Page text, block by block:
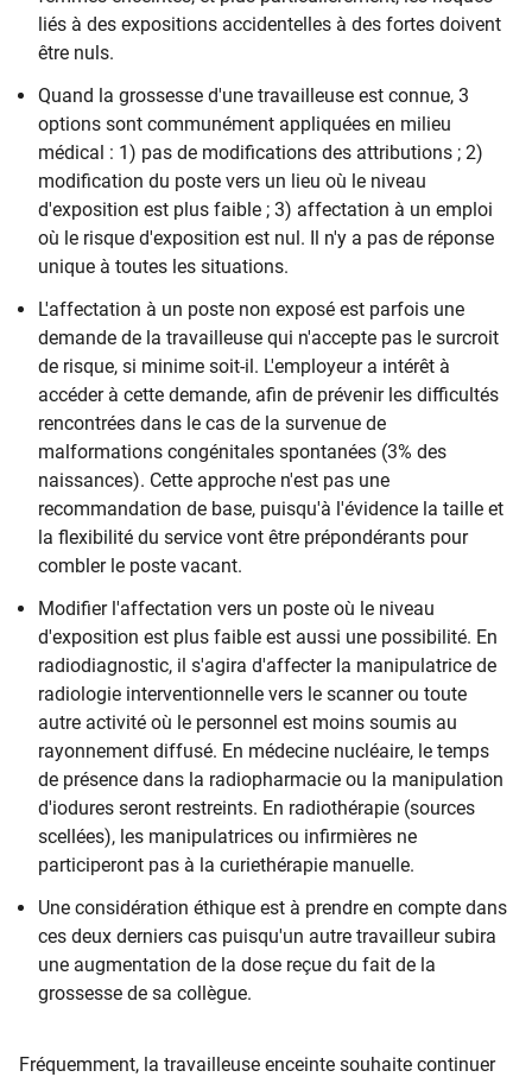
liés à des expositions accidentelles à des fortes doivent
être nuls.
Quand la grossesse d'une travailleuse est connue, 3
options sont communément appliquées en milieu
médical : 1) pas de modifications des attributions ; 2)
modification du poste vers un lieu où le niveau
d'exposition est plus faible ; 3) affectation à un emploi
où le risque d'exposition est nul. Il n'y a pas de réponse
unique à toutes les situations.
L'affectation à un poste non exposé est parfois une
demande de la travailleuse qui n'accepte pas le surcroit
de risque, si minime soit-il. L'employeur a intérêt à
accéder à cette demande, afin de prévenir les difficultés
rencontrées dans le cas de la survenue de
malformations congénitales spontanées (3% des
naissances). Cette approche n'est pas une
recommandation de base, puisqu'à l'évidence la taille et
la flexibilité du service vont être prépondérants pour
combler le poste vacant.
Modifier l'affectation vers un poste où le niveau
d'exposition est plus faible est aussi une possibilité. En
radiodiagnostic, il s'agira d'affecter la manipulatrice de
radiologie interventionnelle vers le scanner ou toute
autre activité où le personnel est moins soumis au
rayonnement diffusé. En médecine nucléaire, le temps
de présence dans la radiopharmacie ou la manipulation
d'iodures seront restreints. En radiothérapie (sources
scellées), les manipulatrices ou infirmières ne
participeront pas à la curiethérapie manuelle.
Une considération éthique est à prendre en compte dans
ces deux derniers cas puisqu'un autre travailleur subira
une augmentation de la dose reçue du fait de la
grossesse de sa collègue.
Fréquemment, la travailleuse enceinte souhaite continuer